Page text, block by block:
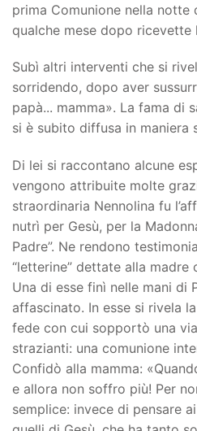
prima Comunione nella notte
qualche mese dopo ricevette
Subì altri interventi che si
sorridendo, dopo aver
papà... mamma». La fama di
si è subito diffusa in maniera
Di lei si raccontano alcune
vengono attribuite molte
straordinaria Nennolina fu
nutrì per Gesù, per la
Padre”. Ne rendono
“letterine” dettate alla madre
Una di esse finì nelle mani di
affascinato. In esse si rivela
fede con cui sopportò una
strazianti: una comunione
Confidò alla mamma:
e allora non soffro più! Per
semplice: invece di pensare